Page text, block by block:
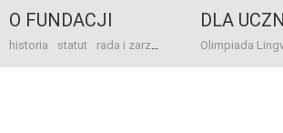
O FUNDACJI
historia statut rada i zarząd dane bankowo-
DLA